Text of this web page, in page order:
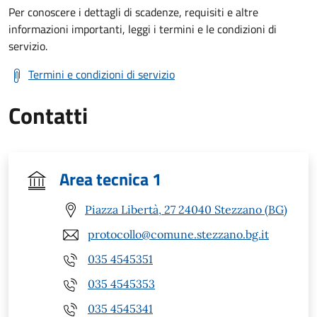
Per conoscere i dettagli di scadenze, requisiti e altre
informazioni importanti, leggi i termini e le condizioni di
servizio.
Termini e condizioni di servizio
Contatti
Area tecnica 1
Piazza Libertà, 27 24040 Stezzano (BG)
protocollo@comune.stezzano.bg.it
035 4545351
035 4545353
035 4545341